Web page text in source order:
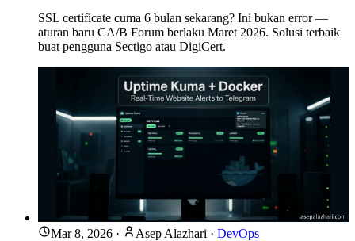
SSL certificate cuma 6 bulan sekarang? Ini bukan error —
aturan baru CA/B Forum berlaku Maret 2026. Solusi terbaik
buat pengguna Sectigo atau DigiCert.
Mar 8, 2026 · Asep Alazhari · DevOps